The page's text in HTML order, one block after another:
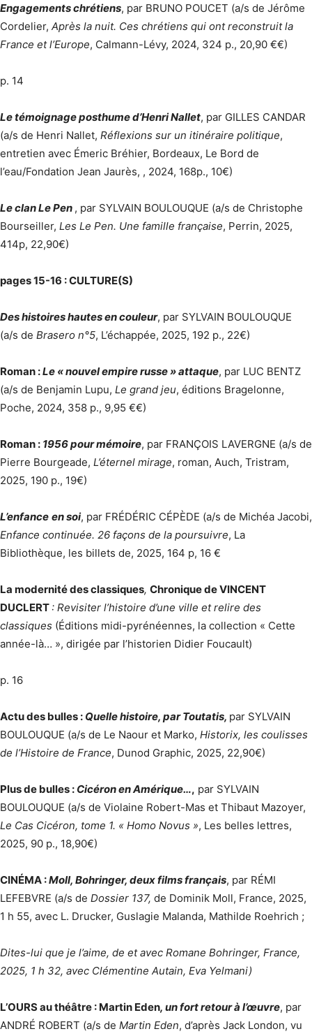
Engagements chrétiens, par BRUNO POUCET (a/s de Jérôme
Cordelier, Après la nuit. Ces chrétiens qui ont reconstruit la
France et l’Europe, Calmann-Lévy, 2024, 324 p., 20,90 €€)
p. 14
Le témoignage posthume d’Henri Nallet, par GILLES CANDAR
(a/s de Henri Nallet, Réflexions sur un itinéraire politique,
entretien avec Émeric Bréhier, Bordeaux, Le Bord de
l’eau/Fondation Jean Jaurès, , 2024, 168p., 10€)
Le clan Le Pen , par SYLVAIN BOULOUQUE (a/s de Christophe
Bourseiller, Les Le Pen. Une famille française, Perrin, 2025,
414p, 22,90€)
pages 15-16 : CULTURE(S)
Des histoires hautes en couleur, par SYLVAIN BOULOUQUE
(a/s de Brasero n°5, L’échappée, 2025, 192 p., 22€)
Roman :Le « nouvel empire russe » attaque, par LUC BENTZ
(a/s de Benjamin Lupu, Le grand jeu, éditions Bragelonne,
Poche, 2024, 358 p., 9,95 €€)
Roman : 1956 pour mémoire, par FRANÇOIS LAVERGNE (a/s de
Pierre Bourgeade, L’éternel mirage, roman, Auch, Tristram,
2025, 190 p., 19€)
L’enfance en soi, par FRÉDÉRIC CÉPÈDE (a/s de Michéa Jacobi,
Enfance continuée. 26 façons de la poursuivre, La
Bibliothèque, les billets de, 2025, 164 p, 16 €
La modernité des classiques, Chronique de VINCENT
DUCLERT : Revisiter l’histoire d’une ville et relire des
classiques (Éditions midi-pyrénéennes, la collection « Cette
année-là… », dirigée par l’historien Didier Foucault)
p. 16
Actu des bulles : Quelle histoire, par Toutatis, par SYLVAIN
BOULOUQUE (a/s de Le Naour et Marko, Historix, les coulisses
de l’Histoire de France, Dunod Graphic, 2025, 22,90€)
Plus de bulles : Cicéron en Amérique…, par SYLVAIN
BOULOUQUE (a/s de Violaine Robert-Mas et Thibaut Mazoyer,
Le Cas Cicéron, tome 1. « Homo Novus », Les belles lettres,
2025, 90 p., 18,90€)
CINÉMA :Moll, Bohringer, deux films français, par RÉMI
LEFEBVRE (a/s de Dossier 137, de Dominik Moll, France, 2025,
1 h 55, avec L. Drucker, Guslagie Malanda, Mathilde Roehrich ;
Dites-lui que je l’aime, de et avec Romane Bohringer, France,
2025, 1 h 32, avec Clémentine Autain, Eva Yelmani)
L’OURS au théâtre : Martin Eden, un fort retour à l’œuvre, par
ANDRÉ ROBERT (a/s de Martin Eden, d’après Jack London, vu